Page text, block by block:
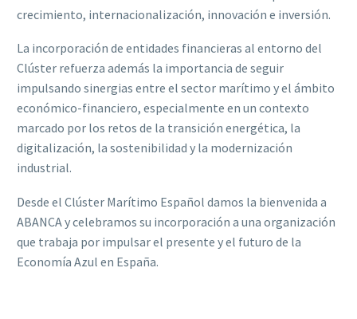
crecimiento, internacionalización, innovación e inversión.
La incorporación de entidades financieras al entorno del
Clúster refuerza además la importancia de seguir
impulsando sinergias entre el sector marítimo y el ámbito
económico-financiero, especialmente en un contexto
marcado por los retos de la transición energética, la
digitalización, la sostenibilidad y la modernización
industrial.
Desde el Clúster Marítimo Español damos la bienvenida a
ABANCA y celebramos su incorporación a una organización
que trabaja por impulsar el presente y el futuro de la
Economía Azul en España.